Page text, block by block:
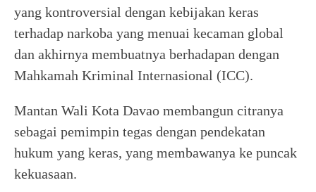
yang kontroversial dengan kebijakan keras
terhadap narkoba yang menuai kecaman global
dan akhirnya membuatnya berhadapan dengan
Mahkamah Kriminal Internasional (ICC).
Mantan Wali Kota Davao membangun citranya
sebagai pemimpin tegas dengan pendekatan
hukum yang keras, yang membawanya ke puncak
kekuasaan.